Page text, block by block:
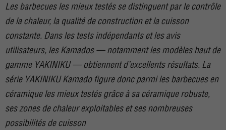
Les barbecues les mieux testés se distinguent par le contrôle
de la chaleur, la qualité de construction et la cuisson
constante. Dans les tests indépendants et les avis
utilisateurs, les Kamados — notamment les modèles haut de
gamme YAKINIKU — obtiennent d’excellents résultats. La
série YAKINIKU Kamado figure donc parmi les barbecues en
céramique les mieux testés grâce à sa céramique robuste,
ses zones de chaleur exploitables et ses nombreuses
possibilités de cuisson